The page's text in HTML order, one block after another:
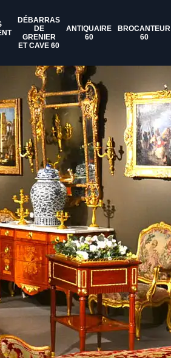
DÉBARRAS
DE
GRENIER
ET CAVE 60
ANTIQUAIRE
60
BROCANTEUR
60